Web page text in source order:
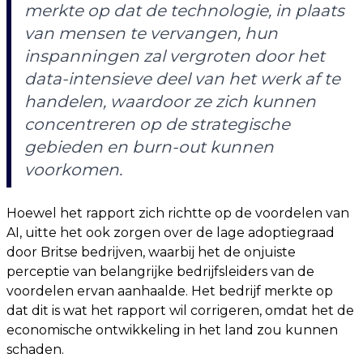
merkte op dat de technologie, in plaats
van mensen te vervangen, hun
inspanningen zal vergroten door het
data-intensieve deel van het werk af te
handelen, waardoor ze zich kunnen
concentreren op de strategische
gebieden en burn-out kunnen
voorkomen.
Hoewel het rapport zich richtte op de voordelen van
AI, uitte het ook zorgen over de lage adoptiegraad
door Britse bedrijven, waarbij het de onjuiste
perceptie van belangrijke bedrijfsleiders van de
voordelen ervan aanhaalde. Het bedrijf merkte op
dat dit is wat het rapport wil corrigeren, omdat het de
economische ontwikkeling in het land zou kunnen
schaden.